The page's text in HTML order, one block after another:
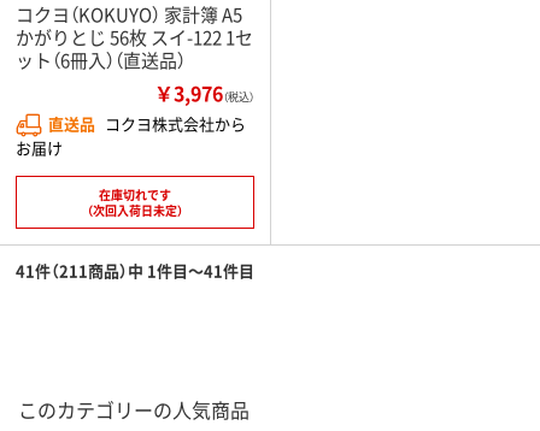
コクヨ（KOKUYO） 家計簿 A5
かがりとじ 56枚 スイ-122 1セ
ット（6冊入）（直送品）
￥3,976（税込）
直送品 コクヨ株式会社から
お届け
在庫切れです
（次回入荷日未定）
41件（211商品）中 1件目～41件目
このカテゴリーの人気商品